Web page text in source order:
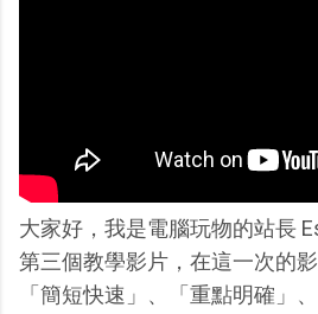
大家好，我是電腦玩物的站長
第三個教學影片，在這一次的
「簡短快速」、「重點明確」